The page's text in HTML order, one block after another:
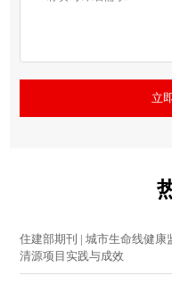
立
住建部期刊 | 城市生命线健
清源项目实践与成效